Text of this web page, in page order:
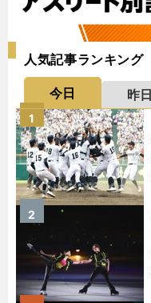
人気記事ランキング
今日 昨日
1
2